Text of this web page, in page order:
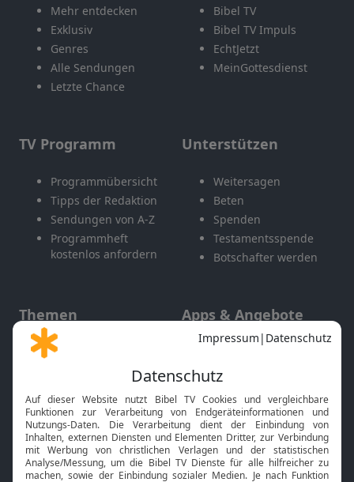
Mehr entdecken
Exklusiv
Genres
Alle Sendungen
Letzte Chance
Bibel TV
Bibel TV Impuls
EchtJetzt
MeinGottesdienst
TV Programm
Programmübersicht
Tipps der Redaktion
Sendungen von A-Z
Programmheft
kostenlos anfordern
Unterstützen
Weitersagen
Beten
Spenden
Testamentsspende
Botschafter werden
Themen
Gott und Bibel erklärt
Neuigkeiten
Apps & Angebote
Mobile App
Smart TV
HbbTV
Bibelthek Online-Bibel
Nächster Gottesdienst